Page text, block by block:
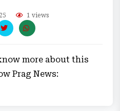
1 views
more about this
Prag News: